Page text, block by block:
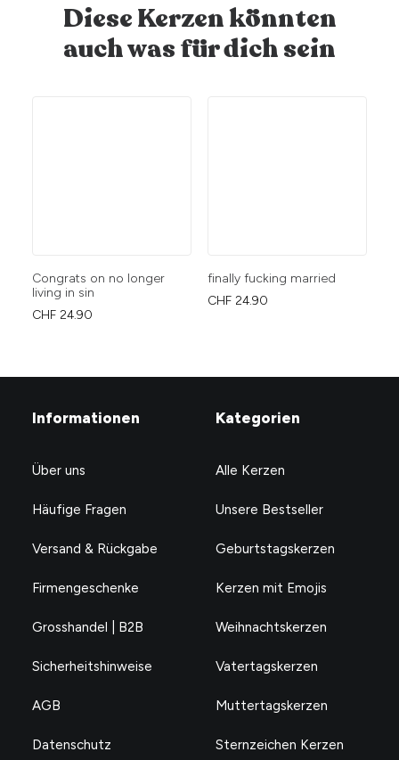
Diese Kerzen könnten
auch was für dich sein
Congrats on no longer
living in sin
CHF 24.90
finally fucking married
CHF 24.90
Informationen
Über uns
Häufige Fragen
Versand & Rückgabe
Firmengeschenke
Grosshandel | B2B
Sicherheitshinweise
AGB
Datenschutz
Kategorien
Alle Kerzen
Unsere Bestseller
Geburtstagskerzen
Kerzen mit Emojis
Weihnachtskerzen
Vatertagskerzen
Muttertagskerzen
Sternzeichen Kerzen